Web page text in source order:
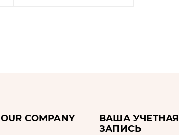
OUR COMPANY
ВАША УЧЕТНАЯ
ЗАПИСЬ